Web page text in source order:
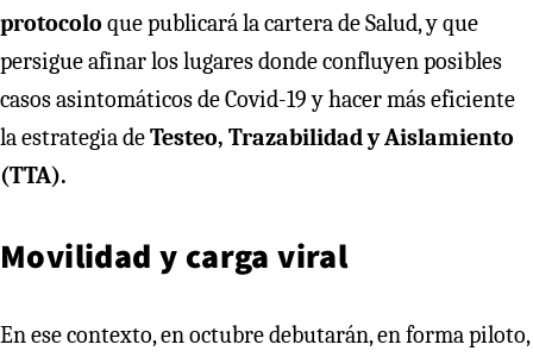
protocolo que publicará la cartera de Salud, y que
persigue afinar los lugares donde confluyen posibles
casos asintomáticos de Covid-19 y hacer más eficiente
la estrategia deTesteo, Trazabilidad y Aislamiento
(TTA).
Movilidad y carga viral
En ese contexto, en octubre debutarán, en forma piloto,